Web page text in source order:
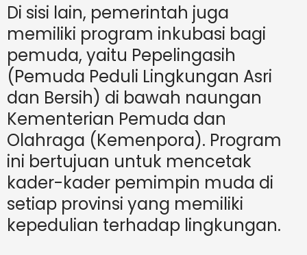
Di sisi lain, pemerintah juga
memiliki program inkubasi bagi
pemuda, yaitu Pepelingasih
(Pemuda Peduli Lingkungan Asri
dan Bersih) di bawah naungan
Kementerian Pemuda dan
Olahraga (Kemenpora). Program
ini bertujuan untuk mencetak
kader-kader pemimpin muda di
setiap provinsi yang memiliki
kepedulian terhadap lingkungan.